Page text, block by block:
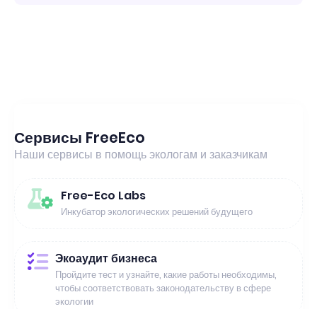
Сервисы FreeEco
Наши сервисы в помощь экологам и заказчикам
Free-Eco Labs
Инкубатор экологических решений будущего
Экоаудит бизнеса
Пройдите тест и узнайте, какие работы необходимы,
чтобы соответствовать законодательству в сфере
экологии